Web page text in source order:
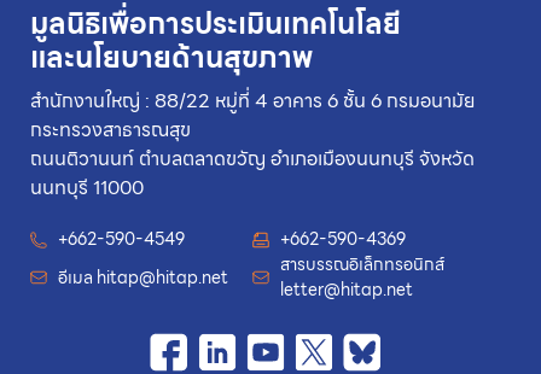
มูลนิธิเพื่อการประเมินเทคโนโลยี
และนโยบายด้านสุขภาพ
สำนักงานใหญ่ : 88/22 หมู่ที่ 4 อาคาร 6 ชั้น 6 กรมอนามัย
กระทรวงสาธารณสุข
ถนนติวานนท์ ตำบลตลาดขวัญ อำเภอเมืองนนทบุรี จังหวัด
นนทบุรี 11000
+662-590-4549
+662-590-4369
อีเมล hitap@hitap.net
สารบรรณอิเล็กทรอนิกส์
letter@hitap.net